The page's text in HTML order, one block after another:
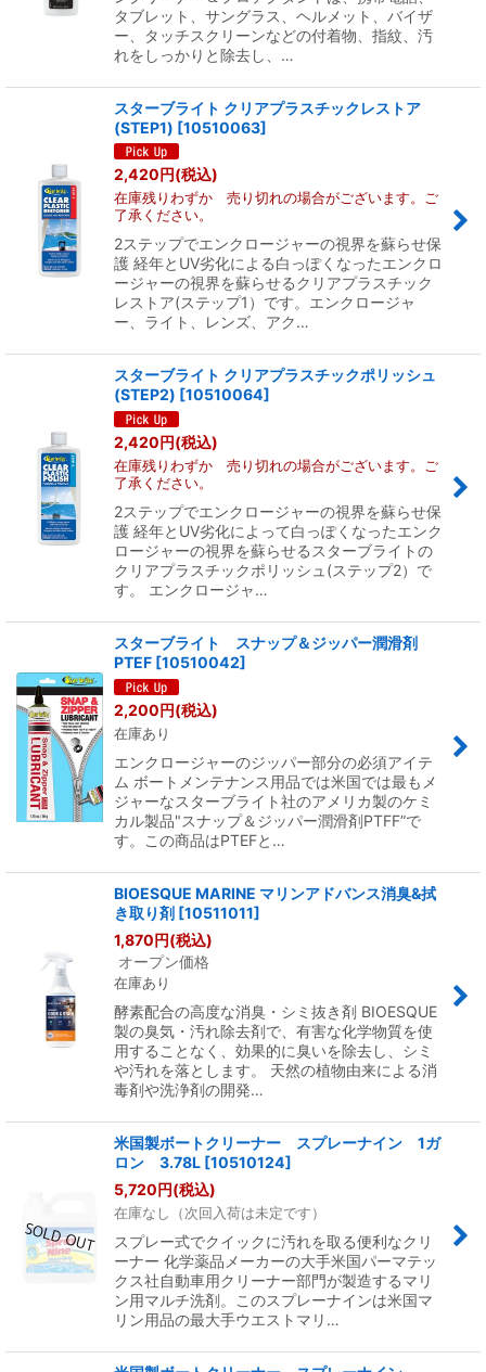
タブレット、サングラス、ヘルメット、バイザ
ー、タッチスクリーンなどの付着物、指紋、汚
れをしっかりと除去し、…
スターブライト クリアプラスチックレストア
(STEP1) [10510063]
2,420円(税込)
在庫残りわずか 売り切れの場合がございます。ご
了承ください。
2ステップでエンクロージャーの視界を蘇らせ保
護 経年とUV劣化による白っぽくなったエンクロ
ージャーの視界を蘇らせるクリアプラスチック
レストア(ステップ1）です。エンクロージャ
ー、ライト、レンズ、アク…
スターブライト クリアプラスチックポリッシュ
(STEP2) [10510064]
2,420円(税込)
在庫残りわずか 売り切れの場合がございます。ご
了承ください。
2ステップでエンクロージャーの視界を蘇らせ保
護 経年とUV劣化によって白っぽくなったエンク
ロージャーの視界を蘇らせるスターブライトの
クリアプラスチックポリッシュ(ステップ2）で
す。 エンクロージャ…
スターブライト スナップ＆ジッパー潤滑剤
PTEF [10510042]
2,200円(税込)
在庫あり
エンクロージャーのジッパー部分の必須アイテ
ム ボートメンテナンス用品では米国では最もメ
ジャーなスターブライト社のアメリカ製のケミ
カル製品"スナップ＆ジッパー潤滑剤PTFF”で
す。この商品はPTEFと…
BIOESQUE MARINE マリンアドバンス消臭&拭
き取り剤 [10511011]
1,870円(税込)
オープン価格
在庫あり
酵素配合の高度な消臭・シミ抜き剤 BIOESQUE
製の臭気・汚れ除去剤で、有害な化学物質を使
用することなく、効果的に臭いを除去し、シミ
や汚れを落とします。 天然の植物由来による消
毒剤や洗浄剤の開発…
米国製ボートクリーナー スプレーナイン 1ガ
ロン 3.78L [10510124]
5,720円(税込)
在庫なし（次回入荷は未定です）
スプレー式でクイックに汚れを取る便利なクリ
ーナー 化学薬品メーカーの大手米国パーマテッ
クス社自動車用クリーナー部門が製造するマリ
ン用マルチ洗剤。このスプレーナインは米国マ
リン用品の最大手ウエストマリ…